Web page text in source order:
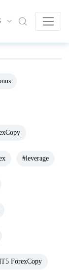
#leverage
ForexCopy